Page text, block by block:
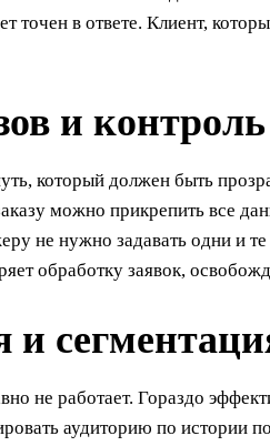
точен в ответе. Клиент,
и контроль
который должен быть
можно прикрепить все
не нужно задавать одни и
обработку заявок,
и
не работает. Гораздо
аудиторию по истории